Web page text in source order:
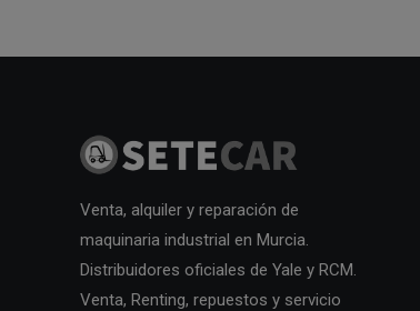
Venta, alquiler y reparación de
maquinaria industrial en Murcia.
Distribuidores oficiales de Yale y RCM.
Venta, Renting, repuestos y servicio